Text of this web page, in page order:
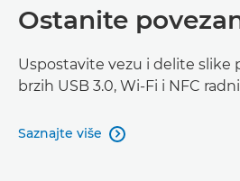
Ostanite
Uspostavite vezu i delite slike
brzih USB 3.0, Wi-Fi i NFC
Saznajte više 